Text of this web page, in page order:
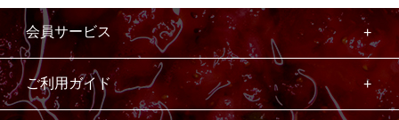
会員サービス
ご利用ガイド